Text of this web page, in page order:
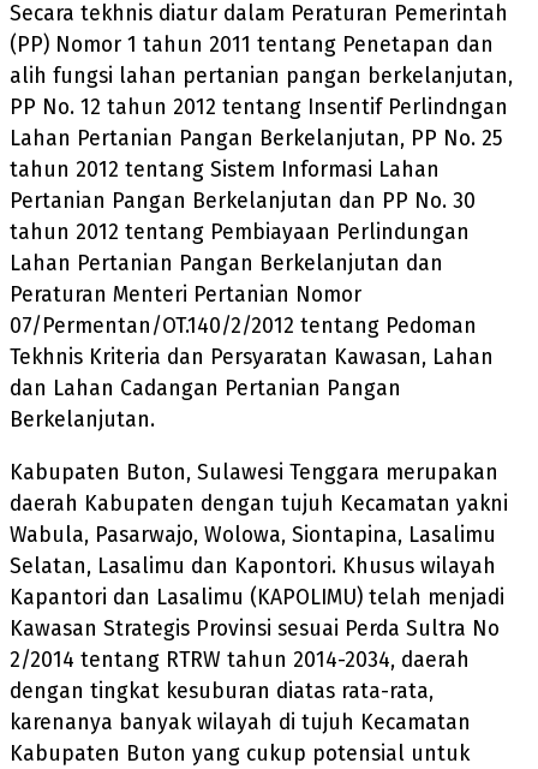
Secara tekhnis diatur dalam Peraturan Pemerintah
(PP) Nomor 1 tahun 2011 tentang Penetapan dan
alih fungsi lahan pertanian pangan berkelanjutan,
PP No. 12 tahun 2012 tentang Insentif Perlindngan
Lahan Pertanian Pangan Berkelanjutan, PP No. 25
tahun 2012 tentang Sistem Informasi Lahan
Pertanian Pangan Berkelanjutan dan PP No. 30
tahun 2012 tentang Pembiayaan Perlindungan
Lahan Pertanian Pangan Berkelanjutan dan
Peraturan Menteri Pertanian Nomor
07/Permentan/OT.140/2/2012 tentang Pedoman
Tekhnis Kriteria dan Persyaratan Kawasan, Lahan
dan Lahan Cadangan Pertanian Pangan
Berkelanjutan.
Kabupaten Buton, Sulawesi Tenggara merupakan
daerah Kabupaten dengan tujuh Kecamatan yakni
Wabula, Pasarwajo, Wolowa, Siontapina, Lasalimu
Selatan, Lasalimu dan Kapontori. Khusus wilayah
Kapantori dan Lasalimu (KAPOLIMU) telah menjadi
Kawasan Strategis Provinsi sesuai Perda Sultra No
2/2014 tentang RTRW tahun 2014-2034, daerah
dengan tingkat kesuburan diatas rata-rata,
karenanya banyak wilayah di tujuh Kecamatan
Kabupaten Buton yang cukup potensial untuk